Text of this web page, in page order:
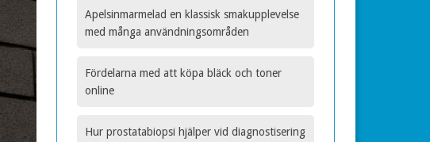
Apelsinmarmelad en klassisk smakupplevelse
med många användningsområden
Fördelarna med att köpa bläck och toner
online
Hur prostatabiopsi hjälper vid diagnostisering